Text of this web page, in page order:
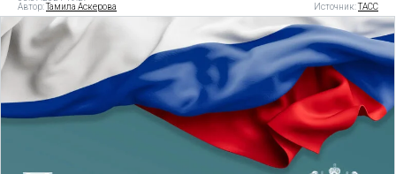
Автор:Тамила Аскерова Источник:ТАСС